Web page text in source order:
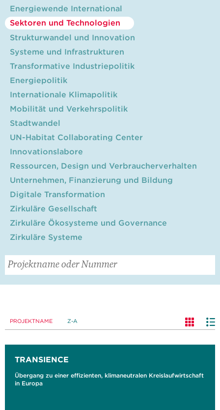
Energiewende International
Sektoren und Technologien
Strukturwandel und Innovation
Systeme und Infrastrukturen
Transformative Industriepolitik
Energiepolitik
Internationale Klimapolitik
Mobilität und Verkehrspolitik
Stadtwandel
UN-Habitat Collaborating Center
Innovationslabore
Ressourcen, Design und Verbraucherverhalten
Unternehmen, Finanzierung und Bildung
Digitale Transformation
Zirkuläre Gesellschaft
Zirkuläre Ökosysteme und Governance
Zirkuläre Systeme
PROJEKTNAME Z-A
TRANSIENCE
Übergang zu einer effizienten, klimaneutralen Kreislaufwirtschaft
in Europa